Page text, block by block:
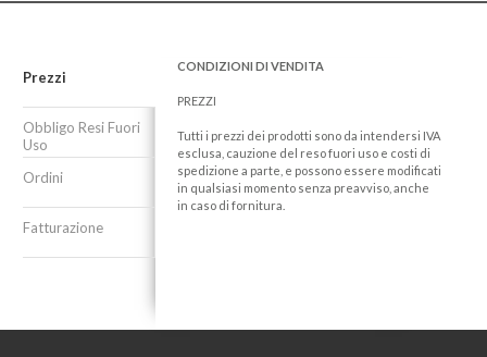
Prezzi
Obbligo Resi Fuori
Uso
Ordini
Fatturazione
CONDIZIONI DI VENDITA
PREZZI
Tutti i prezzi dei prodotti sono da intendersi IVA
esclusa, cauzione del reso fuori uso e costi di
spedizione a parte, e possono essere modificati
in qualsiasi momento senza preavviso, anche
in caso di fornitura.